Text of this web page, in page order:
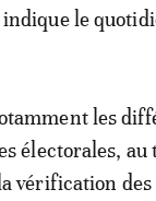
le
les
électorales,
vérification